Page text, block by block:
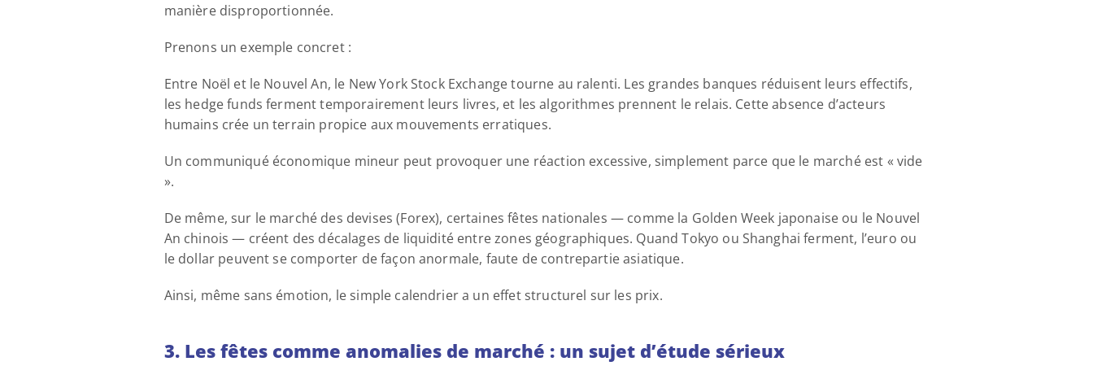
manière disproportionnée.
Prenons un exemple concret :
Entre Noël et le Nouvel An, le New York Stock Exchange tourne au ralenti. Les grandes banques réduisent leurs effectifs,
les hedge funds ferment temporairement leurs livres, et les algorithmes prennent le relais. Cette absence d’acteurs
humains crée un terrain propice aux mouvements erratiques.
Un communiqué économique mineur peut provoquer une réaction excessive, simplement parce que le marché est « vide
».
De même, sur le marché des devises (Forex), certaines fêtes nationales — comme la Golden Week japonaise ou le Nouvel
An chinois — créent des décalages de liquidité entre zones géographiques. Quand Tokyo ou Shanghai ferment, l’euro ou
le dollar peuvent se comporter de façon anormale, faute de contrepartie asiatique.
Ainsi, même sans émotion, le simple calendrier a un effet structurel sur les prix.
3. Les fêtes comme anomalies de marché : un sujet d’étude sérieux